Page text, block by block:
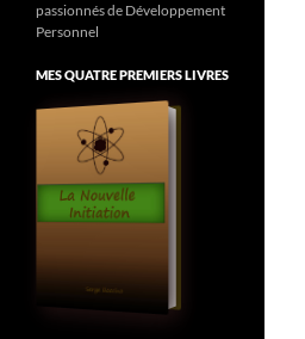
passionnés de Développement
Personnel
MES QUATRE PREMIERS LIVRES